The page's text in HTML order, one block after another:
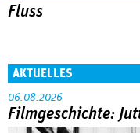
Fluss
AKTUELLES
06.08.2026
Filmgeschichte: